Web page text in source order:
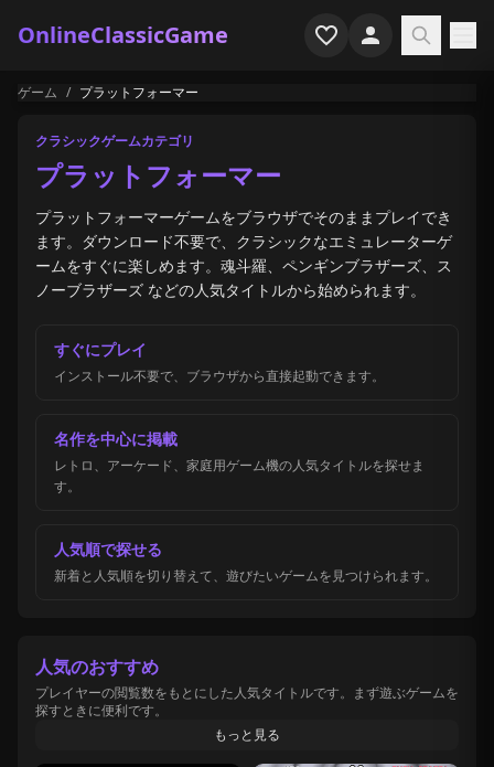
OnlineClassicGame
ホーム
シューター
シミュレーション
ホラー
カジュアル
最近プレイ
ゲーム / プラットフォーマー
クラシックゲームカテゴリ
プラットフォーマー
プラットフォーマーゲームをブラウザでそのままプレイでき
ます。ダウンロード不要で、クラシックなエミュレーターゲ
ームをすぐに楽しめます。魂斗羅、ペンギンブラザーズ、ス
ノーブラザーズ などの人気タイトルから始められます。
すぐにプレイ
インストール不要で、ブラウザから直接起動できます。
名作を中心に掲載
レトロ、アーケード、家庭用ゲーム機の人気タイトルを探せま
す。
人気順で探せる
新着と人気順を切り替えて、遊びたいゲームを見つけられます。
人気のおすすめ
プレイヤーの閲覧数をもとにした人気タイトルです。まず遊ぶゲームを
探すときに便利です。
もっと見る